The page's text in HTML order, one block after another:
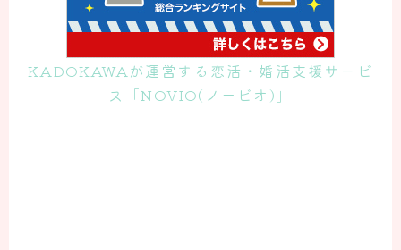
KADOKAWAが運営する恋活・婚活支援サービ
ス「NOVIO(ノービオ)」